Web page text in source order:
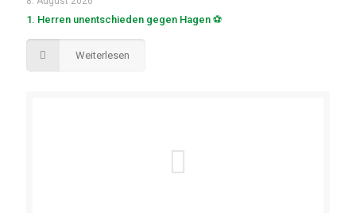
1. Herren unentschieden gegen Hagen ⚽
Weiterlesen